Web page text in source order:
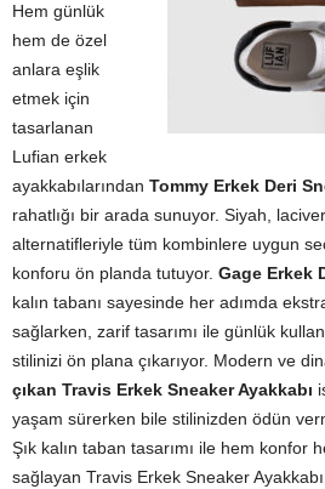
Hem günlük
hem de özel
anlara eşlik
etmek için
tasarlanan
Lufian erkek
ayakkabılarından Tommy Erkek Deri
rahatlığı bir arada sunuyor. Siyah,
alternatifleriyle tüm kombinlere uygun
konforu ön planda tutuyor. Gage Erkek
kalın tabanı sayesinde her adımda
sağlarken, zarif tasarımı ile günlük
stilinizi ön plana çıkarıyor. Modern ve
çıkan Travis Erkek Sneaker Ayakkabı
yaşam sürerken bile stilinizden ödün
Şık kalın taban tasarımı ile hem konfor
sağlayan Travis Erkek Sneaker